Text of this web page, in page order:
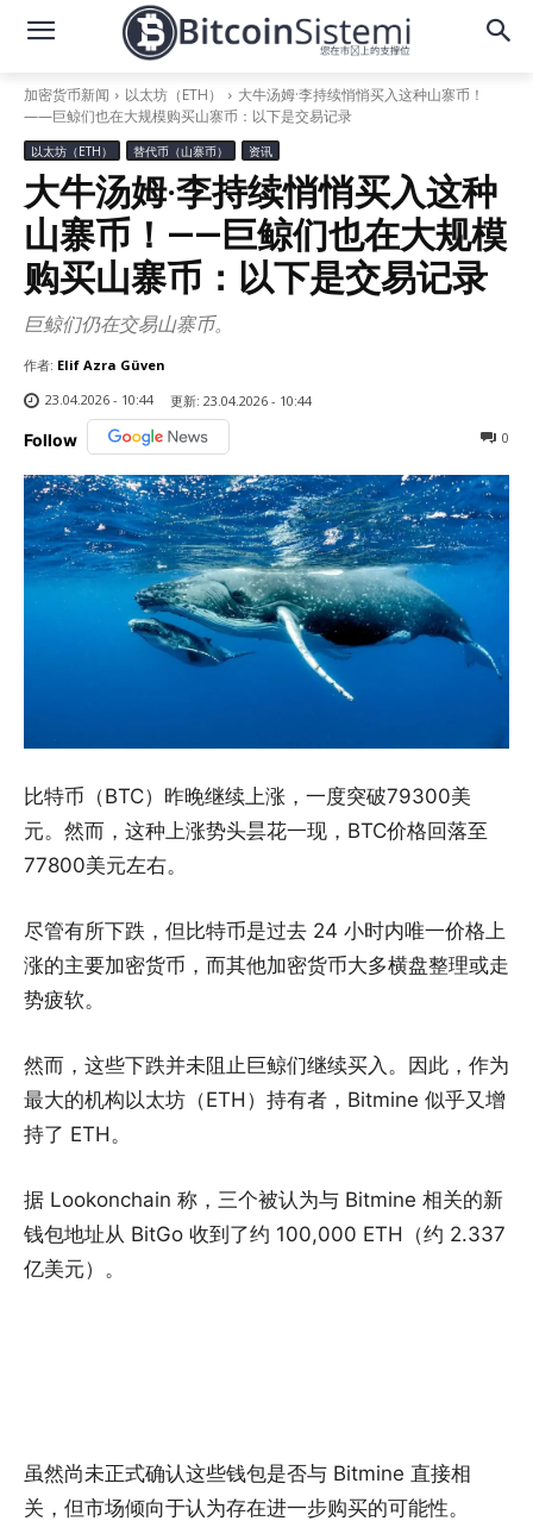
加密货币新闻 以太坊（ETH）
大牛汤姆·李持续悄悄买入这种山寨币！
——巨鲸们也在大规模购买山寨币：以下是交易记录
以太坊（ETH） 替代币（山寨币） 资讯
大牛汤姆·李持续悄悄买入这种
山寨币！——巨鲸们也在大规模
购买山寨币：以下是交易记录
巨鲸们仍在交易山寨币。
作者: Elif Azra Güven
23.04.2026 - 10:44
更新: 23.04.2026 - 10:44
Follow 0
比特币（BTC）昨晚继续上涨，一度突破79300美
元。然而，这种上涨势头昙花一现，BTC价格回落至
77800美元左右。
尽管有所下跌，但比特币是过去 24 小时内唯一价格上
涨的主要加密货币，而其他加密货币大多横盘整理或走
势疲软。
然而，这些下跌并未阻止巨鲸们继续买入。因此，作为
最大的机构以太坊（ETH）持有者，Bitmine 似乎又增
持了 ETH。
据 Lookonchain 称，三个被认为与 Bitmine 相关的新
钱包地址从 BitGo 收到了约 100,000 ETH（约 2.337
亿美元）。
虽然尚未正式确认这些钱包是否与 Bitmine 直接相
关，但市场倾向于认为存在进一步购买的可能性。